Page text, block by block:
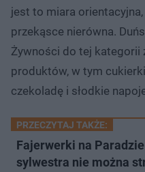
jest to miara
przekąsce nierówna.
Żywności do tej kategorii
produktów, w tym
czekoladę i słodkie
PRZECZYTAJ TAKŻE:
Fajerwerki na
sylwestra nie można